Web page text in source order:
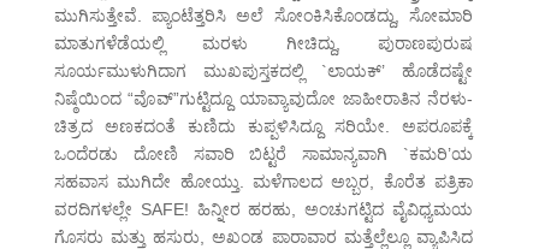
ಮುಗಿಸುತ್ತೇವೆ. ಪ್ಯಾಂಟೆತ್ತರಿಸಿ ಅಲೆ ಸೋಂಕಿಸಿಕೊಂಡದ್ದು, ಸೋಮಾರಿ
ಮಾತುಗಳೆಡೆಯಲ್ಲಿ ಮರಳು ಗೀಚಿದ್ದು, ಪುರಾಣಪುರುಷ
ಸೂರ್ಯಮುಳುಗಿದಾಗ ಮುಖಪುಸ್ತಕದಲ್ಲಿ `ಲಾಯಕ್’ ಹೊಡೆದಷ್ಟೇ
ನಿಷ್ಠೆಯಿಂದ “ವೊವ್”ಗುಟ್ಟಿದ್ದೂ ಯಾವ್ಯಾವುದೋ ಜಾಹೀರಾತಿನ ನೆರಳು-
ಚಿತ್ರದ ಅಣಕದಂತೆ ಕುಣಿದು ಕುಪ್ಪಳಿಸಿದ್ದೂ ಸರಿಯೇ. ಅಪರೂಪಕ್ಕೆ
ಒಂದೆರಡು ದೋಣಿ ಸವಾರಿ ಬಿಟ್ಟರೆ ಸಾಮಾನ್ಯವಾಗಿ `ಕಮರಿ’ಯ
ಸಹವಾಸ ಮುಗಿದೇ ಹೋಯ್ತು. ಮಳೆಗಾಲದ ಅಬ್ಬರ, ಕೊರೆತ ಪತ್ರಿಕಾ
ವರದಿಗಳಲ್ಲೇ SAFE! ಹಿನ್ನೀರ ಹರಹು, ಅಂಚುಗಟ್ಟಿದ ವೈವಿಧ್ಯಮಯ
ಗೊಸರು ಮತ್ತು ಹಸುರು, ಅಖಂಡ ಪಾರಾವಾರ ಮತ್ತೆಲ್ಲೆಲ್ಲೂ ವ್ಯಾಪಿಸಿದ